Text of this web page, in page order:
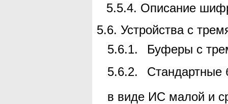
5.5.4. Описание
5.6. Устройства с
5.6.1.
Буферы с
5.6.2.
Стандартные
в виде ИС малой и